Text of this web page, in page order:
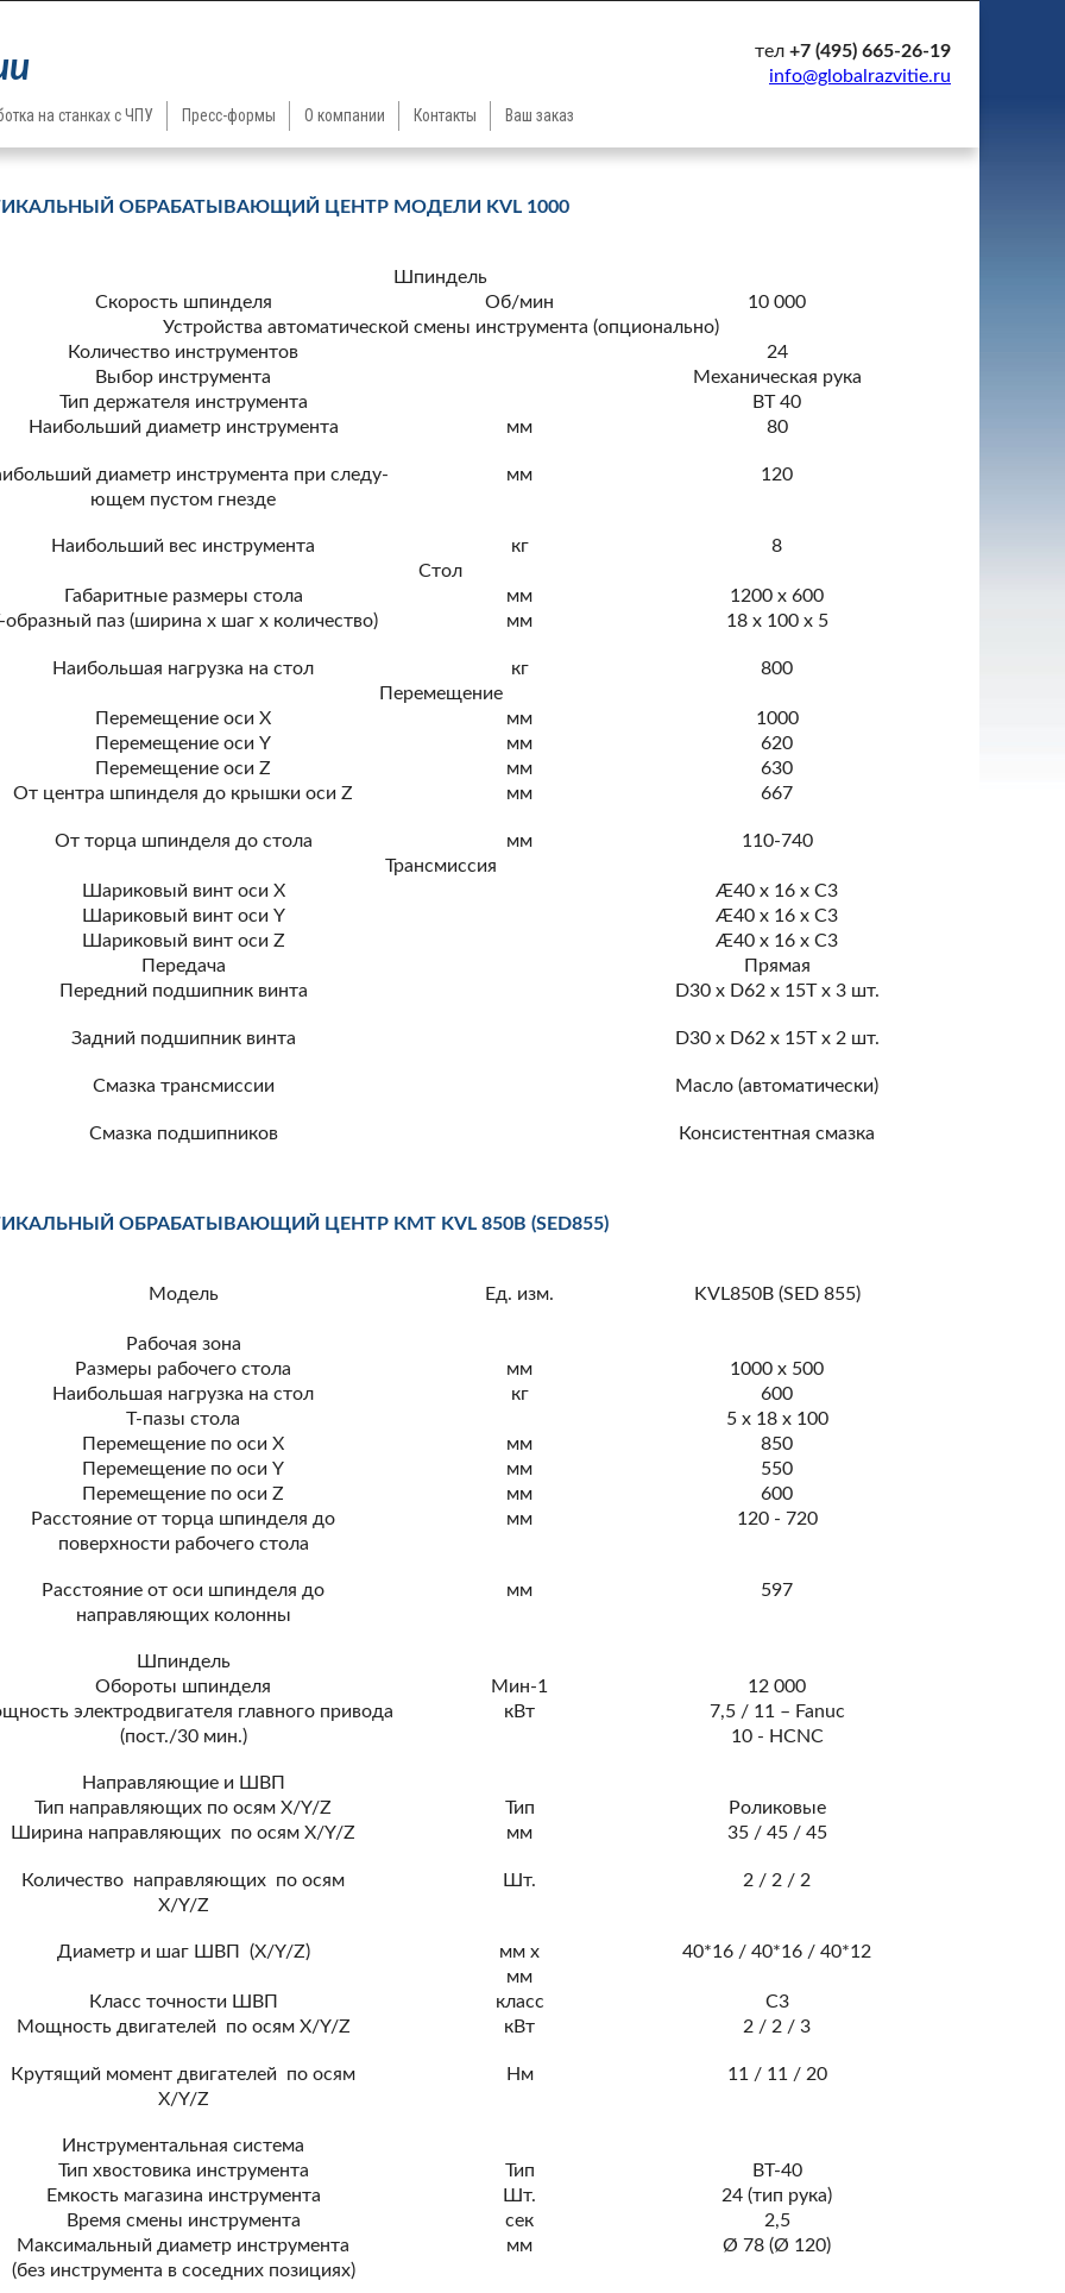
тел +7 (495) 665-26-19
info@globalrazvitie.ru
на станках с ЧПУ Пресс-формы О компании Контакты Ваш заказ
ОБРАБАТЫВАЮЩИЙ ЦЕНТР МОДЕЛИ KVL 1000
Шпиндель
Скорость шпинделя
Об/мин
10 000
Устройства автоматической смены инструмента (опционально)
Количество инструментов
24
Выбор инструмента
Механическая рука
Тип держателя инструмента
BT 40
Наибольший диаметр инструмента
мм 80
диаметр инструмента при следу-
ющем пустом гнезде
мм 120
Наибольший вес инструмента кг
8
Стол
Габаритные размеры стола
мм
1200 x 600
образный паз (ширина x шаг x количество)
мм 18 x 100 x 5
Наибольшая нагрузка на стол кг
800
Перемещение
Перемещение оси X
мм
1000
Перемещение оси Y
мм
620
Перемещение оси Z
мм
630
От центра шпинделя до крышки оси Z
мм 667
От торца шпинделя до стола мм
110-740
Трансмиссия
Шариковый винт оси X
Æ40 x 16 x C3
Шариковый винт оси Y
Æ40 x 16 x C3
Шариковый винт оси Z
Æ40 x 16 x C3
Передача
Прямая
Передний подшипник винта
D30 x D62 x 15T x 3 шт.
Задний подшипник винта D30 x D62 x 15T x 2 шт.
Смазка трансмиссии Масло (автоматически)
Смазка подшипников Консистентная смазка
ОБРАБАТЫВАЮЩИЙ ЦЕНТР КМТ KVL 850B (SED855)
Модель Ед. изм. KVL850B (SED 855)
Рабочая зона
Размеры рабочего стола
мм
1000 х 500
Наибольшая нагрузка на стол
кг
600
T-пазы стола
5 x 18 x 100
Перемещение по оси X
мм
850
Перемещение по оси Y
мм
550
Перемещение по оси Z
мм
600
Расстояние от торца шпинделя до
поверхности рабочего стола
мм 120 - 720
Расстояние от оси шпинделя до
направляющих колонны
мм 597
Шпиндель
Обороты шпинделя
Мин-1
12 000
электродвигателя главного привода
(пост./30 мин.)
кВт
7,5 / 11 – Fanuc
10 - HCNC
Направляющие и ШВП
Тип направляющих по осям X/Y/Z
Тип
Роликовые
Ширина направляющих по осям X/Y/Z
мм 35 / 45 / 45
Количество направляющих по осям
X/Y/Z
Шт. 2 / 2 / 2
Диаметр и шаг ШВП (X/Y/Z)
мм х
мм
40*16 / 40*16 / 40*12
Класс точности ШВП класс
С3
Мощность двигателей по осям X/Y/Z
кВт 2 / 2 / 3
Крутящий момент двигателей по осям
X/Y/Z
Нм 11 / 11 / 20
Инструментальная система
Тип хвостовика инструмента
Тип
ВТ-40
Емкость магазина инструмента
Шт.
24 (тип рука)
Время смены инструмента
сек
2,5
Максимальный диаметр инструмента
(без инструмента в соседних позициях)
мм Ø 78 (Ø 120)